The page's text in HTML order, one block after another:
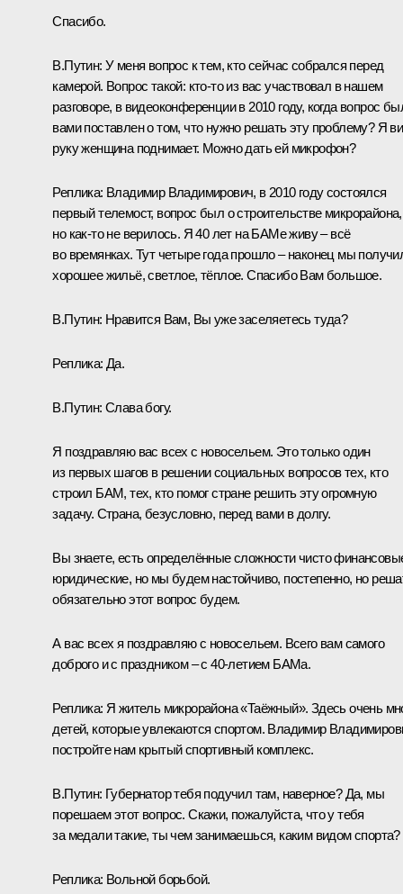
Спасибо.
В.Путин: У меня вопрос к тем, кто сейчас собрался перед
камерой. Вопрос такой: кто‑то из вас участвовал в нашем
разговоре, в видеоконференции в 2010 году, когда вопрос
вами поставлен о том, что нужно решать эту проблему? Я
руку женщина поднимает. Можно дать ей микрофон?
Реплика: Владимир Владимирович, в 2010 году состоялся
первый телемост, вопрос был о строительстве микрорайона,
но как‑то не верилось. Я 40 лет на БАМе живу – всё
во времянках. Тут четыре года прошло – наконец мы
хорошее жильё, светлое, тёплое. Спасибо Вам большое.
В.Путин: Нравится Вам, Вы уже заселяетесь туда?
Реплика: Да.
В.Путин: Слава богу.
Я поздравляю вас всех с новосельем. Это только один
из первых шагов в решении социальных вопросов тех, кто
строил БАМ, тех, кто помог стране решить эту огромную
задачу. Страна, безусловно, перед вами в долгу.
Вы знаете, есть определённые сложности чисто
юридические, но мы будем настойчиво, постепенно, но
обязательно этот вопрос будем.
А вас всех я поздравляю с новосельем. Всего вам самого
доброго и с праздником – с 40-летием БАМа.
Реплика: Я житель микрорайона «Таёжный». Здесь очень
детей, которые увлекаются спортом. Владимир
постройте нам крытый спортивный комплекс.
В.Путин: Губернатор тебя подучил там, наверное? Да, мы
порешаем этот вопрос. Скажи, пожалуйста, что у тебя
за медали такие, ты чем занимаешься, каким видом спорта?
Реплика: Вольной борьбой.